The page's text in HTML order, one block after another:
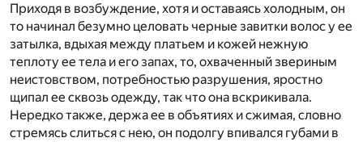
Приходя в возбуждение, хотя и оставаясь холодным, он
то начинал безумно целовать черные завитки волос у ее
затылка, вдыхая между платьем и кожей нежную
теплоту ее тела и его запах, то, охваченный звериным
неистовством, потребностью разрушения, яростно
щипал ее сквозь одежду, так что она вскрикивала.
Нередко также, держа ее в объятиях и сжимая, словно
стремясь слиться с нею, он подолгу впивался губами в